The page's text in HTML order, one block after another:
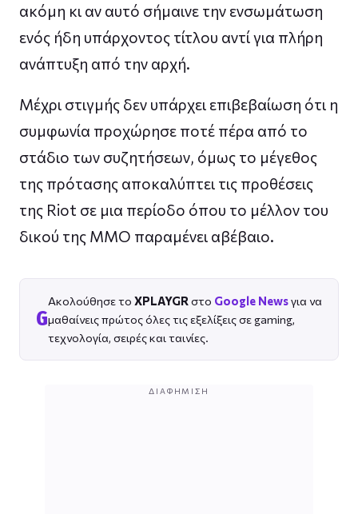
ακόμη κι αν αυτό σήμαινε την ενσωμάτωση
ενός ήδη υπάρχοντος τίτλου αντί για πλήρη
ανάπτυξη από την αρχή.
Μέχρι στιγμής δεν υπάρχει επιβεβαίωση ότι η
συμφωνία προχώρησε ποτέ πέρα από το
στάδιο των συζητήσεων, όμως το μέγεθος
της πρότασης αποκαλύπτει τις προθέσεις
της Riot σε μια περίοδο όπου το μέλλον του
δικού της MMO παραμένει αβέβαιο.
G
Ακολούθησε το XPLAYGR στο Google Newsγια να
μαθαίνεις πρώτος όλες τις εξελίξεις σε gaming,
τεχνολογία, σειρές και ταινίες.
ΔΙΑΦΉΜΙΣΗ